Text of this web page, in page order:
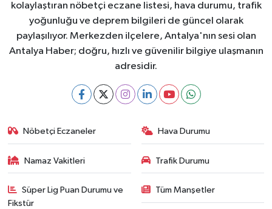
kolaylaştıran nöbetçi eczane listesi, hava durumu, trafik
yoğunluğu ve deprem bilgileri de güncel olarak
paylaşılıyor. Merkezden ilçelere, Antalya'nın sesi olan
Antalya Haber; doğru, hızlı ve güvenilir bilgiye ulaşmanın
adresidir.
Nöbetçi Eczaneler Hava Durumu
Namaz Vakitleri Trafik Durumu
Süper Lig Puan Durumu ve
Fikstür
Tüm Manşetler